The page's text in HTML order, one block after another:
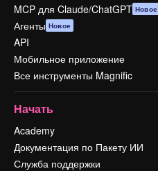
MCP для Claude/ChatGPT Новое
Агенты Новое
API
Мобильное приложение
Все инструменты Magnific
Начать
Academy
Документация по Пакету ИИ
Служба поддержки